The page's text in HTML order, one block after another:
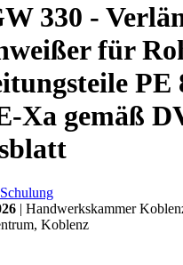
330 -
für
PE
Xa gemäß
| Handwerkskammer
Koblenz